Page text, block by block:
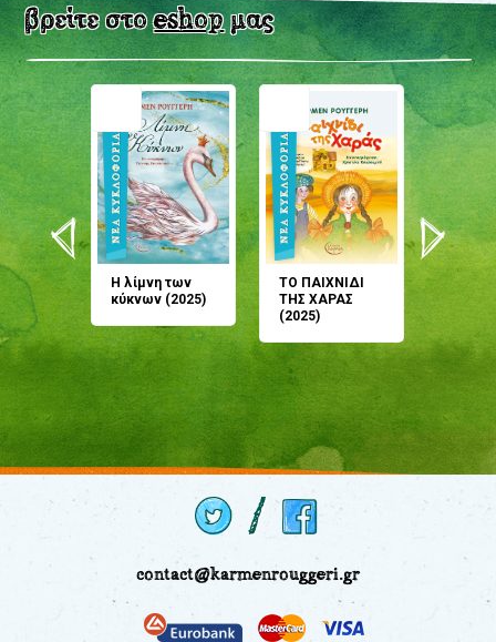
βρείτε στοeshopμας
Η λίμνη των
κύκνων (2025)
ΤΟ ΠΑΙΧΝΙΔΙ
ΤΗΣ ΧΑΡΑΣ
(2025)
μου;
(2024)
contact@karmenrouggeri.gr